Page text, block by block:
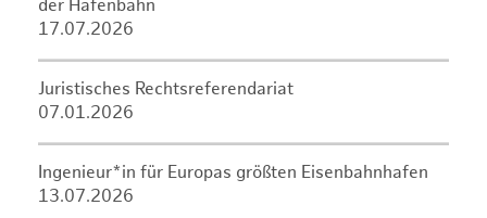
der Hafenbahn
17.07.2026
Juristisches Rechtsreferendariat
07.01.2026
Ingenieur*in für Europas größten Eisenbahnhafen
13.07.2026